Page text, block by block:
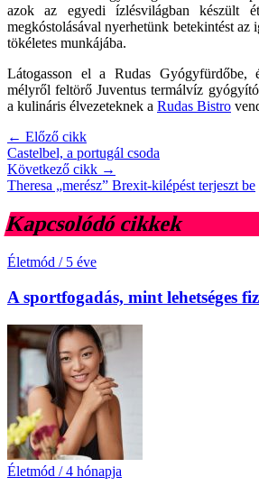
azok az egyedi ízlésvilágban készült
megkóstolásával nyerhetünk betekintést az
tökéletes munkájába.
Látogasson el a Rudas Gyógyfürdőbe,
mélyről feltörő Juventus termálvíz
a kulináris élvezeteknek a Rudas Bistro
← Előző cikk
Castelbel, a portugál csoda
Következő cikk →
Theresa „merész” Brexit-kilépést terjeszt be
Kapcsolódó cikkek
Életmód / 5 éve
A sportfogadás, mint lehetséges
Életmód / 4 hónapja